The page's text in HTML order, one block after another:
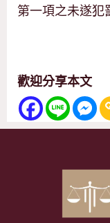
第一項之未遂犯
歡迎分享本文